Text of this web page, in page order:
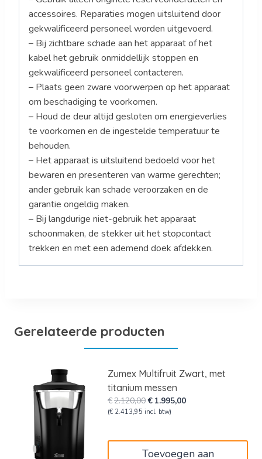
accessoires. Reparaties mogen uitsluitend door
gekwalificeerd personeel worden uitgevoerd.
– Bij zichtbare schade aan het apparaat of het
kabel het gebruik onmiddellijk stoppen en
gekwalificeerd personeel contacteren.
– Plaats geen zware voorwerpen op het apparaat
om beschadiging te voorkomen.
– Houd de deur altijd gesloten om energieverlies
te voorkomen en de ingestelde temperatuur te
behouden.
– Het apparaat is uitsluitend bedoeld voor het
bewaren en presenteren van warme gerechten;
ander gebruik kan schade veroorzaken en de
garantie ongeldig maken.
– Bij langdurige niet-gebruik het apparaat
schoonmaken, de stekker uit het stopcontact
trekken en met een ademend doek afdekken.
Gerelateerde producten
Zumex Multifruit Zwart, met
titanium messen
€2.120,00Oorspronkelijke
prijs
€ 1.995,00Huidige
(€ 2.413,95 incl. btw)
Toevoegen aan